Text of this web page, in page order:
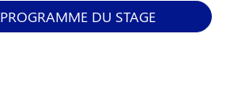
PROGRAMME DU STAGE